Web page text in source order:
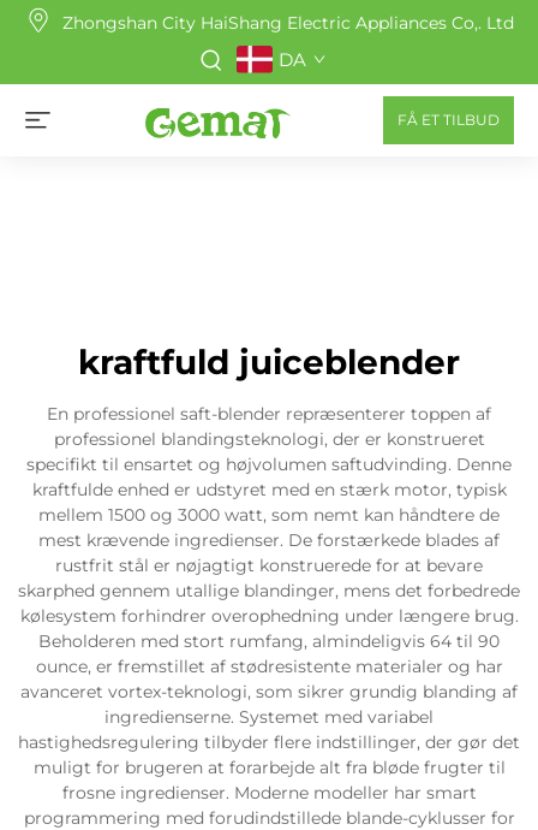
Zhongshan City HaiShang Electric Appliances Co,. Ltd
DA
FÅ ET TILBUD
kraftfuld juiceblender
En professionel saft-blender repræsenterer toppen af
professionel blandingsteknologi, der er konstrueret
specifikt til ensartet og højvolumen saftudvinding. Denne
kraftfulde enhed er udstyret med en stærk motor, typisk
mellem 1500 og 3000 watt, som nemt kan håndtere de
mest krævende ingredienser. De forstærkede blades af
rustfrit stål er nøjagtigt konstruerede for at bevare
skarphed gennem utallige blandinger, mens det forbedrede
kølesystem forhindrer overophedning under længere brug.
Beholderen med stort rumfang, almindeligvis 64 til 90
ounce, er fremstillet af stødresistente materialer og har
avanceret vortex-teknologi, som sikrer grundig blanding af
ingredienserne. Systemet med variabel
hastighedsregulering tilbyder flere indstillinger, der gør det
muligt for brugeren at forarbejde alt fra bløde frugter til
frosne ingredienser. Moderne modeller har smart
programmering med forudindstillede blande-cyklusser for